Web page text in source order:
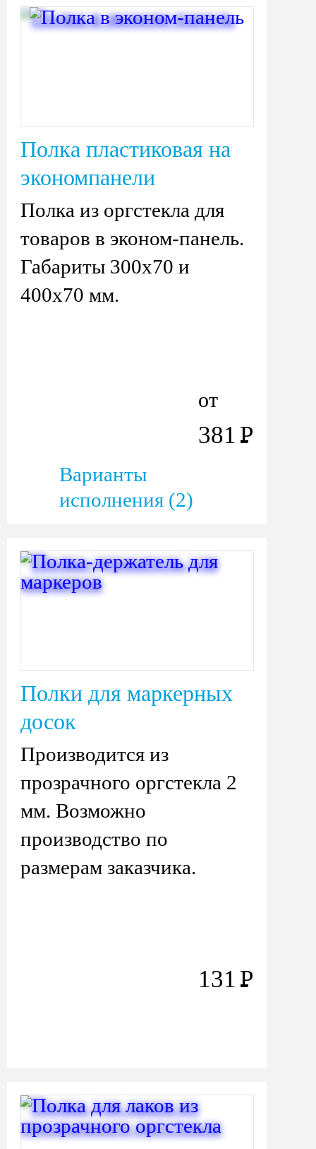
Полка пластиковая на
экономпанели
Полка из оргстекла для
товаров в эконом-панель.
Габариты 300х70 и
400х70 мм.
от
381 Р
Варианты
исполнения (2)
Полки для маркерных
досок
Производится из
прозрачного оргстекла 2
мм. Возможно
производство по
размерам заказчика.
131 Р